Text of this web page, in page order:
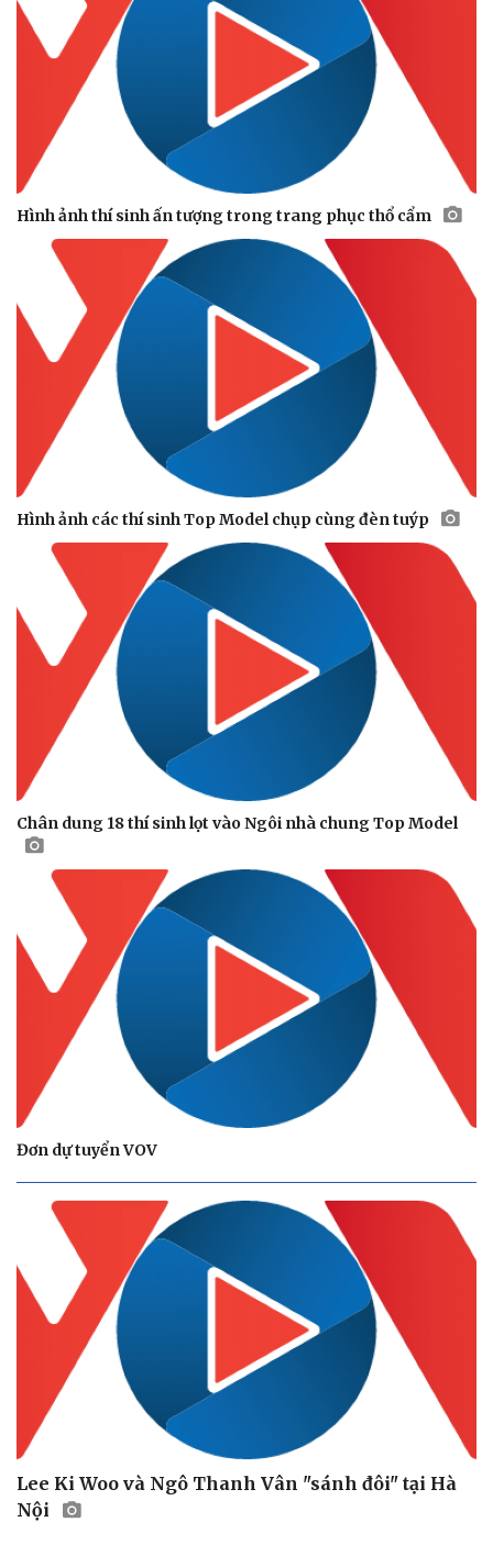
Thế giới
Quan sát
Cuộc sống đó đây
Video
E-Magazine
Hình ảnh thí sinh ấn tượng trong trang phục thổ cẩm
Hình ảnh các thí sinh Top Model chụp cùng đèn tuýp
Chân dung 18 thí sinh lọt vào Ngôi nhà chung Top Model
Đơn dự tuyển VOV
Lee Ki Woo và Ngô Thanh Vân "sánh đôi" tại Hà
Nội